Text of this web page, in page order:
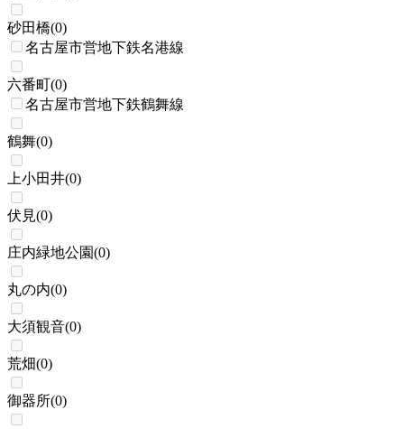
砂田橋(0)
名古屋市営地下鉄名港線
六番町(0)
名古屋市営地下鉄鶴舞線
鶴舞(0)
上小田井(0)
伏見(0)
庄内緑地公園(0)
丸の内(0)
大須観音(0)
荒畑(0)
御器所(0)